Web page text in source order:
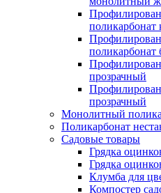
поликарбонат
прозрачный
прозрачный
Монолитный
Поликарбонат
Садовые товары
Грядка
Грядка
Клумба для
Компостер